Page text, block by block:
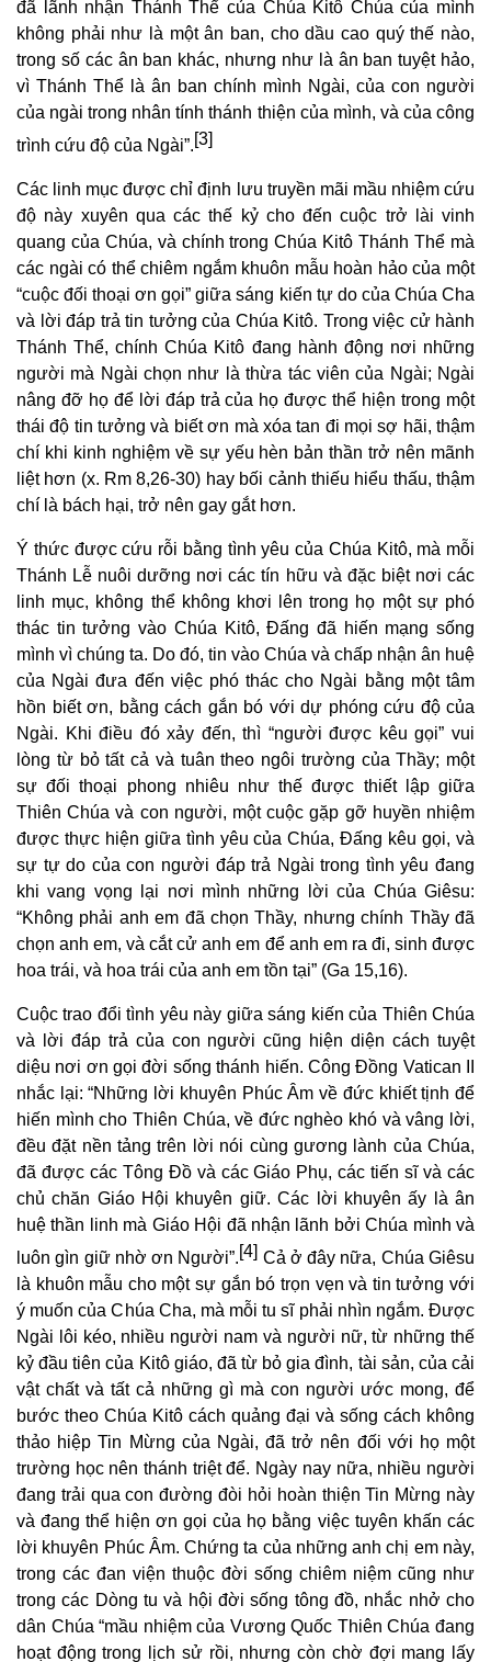
đã lãnh nhận Thánh Thể của Chúa Kitô Chúa của mình
không phải như là một ân ban, cho dầu cao quý thế nào,
trong số các ân ban khác, nhưng như là ân ban tuyệt hảo,
vì Thánh Thể là ân ban chính mình Ngài, của con người
của ngài trong nhân tính thánh thiện của mình, và của công
trình cứu độ của Ngài”.[3]
Các linh mục được chỉ định lưu truyền mãi mầu nhiệm cứu
độ này xuyên qua các thế kỷ cho đến cuộc trở lài vinh
quang của Chúa, và chính trong Chúa Kitô Thánh Thể mà
các ngài có thể chiêm ngắm khuôn mẫu hoàn hảo của một
“cuộc đối thoại ơn gọi” giữa sáng kiến tự do của Chúa Cha
và lời đáp trả tin tưởng của Chúa Kitô. Trong việc cử hành
Thánh Thể, chính Chúa Kitô đang hành động nơi những
người mà Ngài chọn như là thừa tác viên của Ngài; Ngài
nâng đỡ họ để lời đáp trả của họ được thể hiện trong một
thái độ tin tưởng và biết ơn mà xóa tan đi mọi sợ hãi, thậm
chí khi kinh nghiệm về sự yếu hèn bản thần trở nên mãnh
liệt hơn (x. Rm 8,26-30) hay bối cảnh thiếu hiểu thấu, thậm
chí là bách hại, trở nên gay gắt hơn.
Ý thức được cứu rỗi bằng tình yêu của Chúa Kitô, mà mỗi
Thánh Lễ nuôi dưỡng nơi các tín hữu và đặc biệt nơi các
linh mục, không thể không khơi lên trong họ một sự phó
thác tin tưởng vào Chúa Kitô, Đấng đã hiến mạng sống
mình vì chúng ta. Do đó, tin vào Chúa và chấp nhận ân huệ
của Ngài đưa đến việc phó thác cho Ngài bằng một tâm
hồn biết ơn, bằng cách gắn bó với dự phóng cứu độ của
Ngài. Khi điều đó xảy đến, thì “người được kêu gọi” vui
lòng từ bỏ tất cả và tuân theo ngôi trường của Thầy; một
sự đối thoại phong nhiêu như thế được thiết lập giữa
Thiên Chúa và con người, một cuộc gặp gỡ huyền nhiệm
được thực hiện giữa tình yêu của Chúa, Đấng kêu gọi, và
sự tự do của con người đáp trả Ngài trong tình yêu đang
khi vang vọng lại nơi mình những lời của Chúa Giêsu:
“Không phải anh em đã chọn Thầy, nhưng chính Thầy đã
chọn anh em, và cắt cử anh em để anh em ra đi, sinh được
hoa trái, và hoa trái của anh em tồn tại” (Ga 15,16).
Cuộc trao đổi tình yêu này giữa sáng kiến của Thiên Chúa
và lời đáp trả của con người cũng hiện diện cách tuyệt
diệu nơi ơn gọi đời sống thánh hiến. Công Đồng Vatican II
nhắc lại: “Những lời khuyên Phúc Âm về đức khiết tịnh để
hiến mình cho Thiên Chúa, về đức nghèo khó và vâng lời,
đều đặt nền tảng trên lời nói cùng gương lành của Chúa,
đã được các Tông Ðồ và các Giáo Phụ, các tiến sĩ và các
chủ chăn Giáo Hội khuyên giữ. Các lời khuyên ấy là ân
huệ thần linh mà Giáo Hội đã nhận lãnh bởi Chúa mình và
luôn gìn giữ nhờ ơn Người”.[4] Cả ở đây nữa, Chúa Giêsu
là khuôn mẫu cho một sự gắn bó trọn vẹn và tin tưởng với
ý muốn của Chúa Cha, mà mỗi tu sĩ phải nhìn ngắm. Được
Ngài lôi kéo, nhiều người nam và người nữ, từ những thế
kỷ đầu tiên của Kitô giáo, đã từ bỏ gia đình, tài sản, của cải
vật chất và tất cả những gì mà con người ước mong, để
bước theo Chúa Kitô cách quảng đại và sống cách không
thảo hiệp Tin Mừng của Ngài, đã trở nên đối với họ một
trường học nên thánh triệt để. Ngày nay nữa, nhiều người
đang trải qua con đường đòi hỏi hoàn thiện Tin Mừng này
và đang thể hiện ơn gọi của họ bằng việc tuyên khấn các
lời khuyên Phúc Âm. Chứng ta của những anh chị em này,
trong các đan viện thuộc đời sống chiêm niệm cũng như
trong các Dòng tu và hội đời sống tông đồ, nhắc nhở cho
dân Chúa “mầu nhiệm của Vương Quốc Thiên Chúa đang
hoạt động trong lịch sử rồi, nhưng còn chờ đợi mang lấy